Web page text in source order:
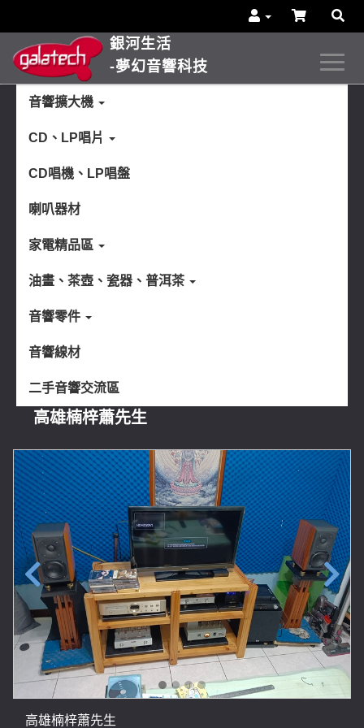
銀河生活
-夢幻音響科技
音響擴大機
CD、LP唱片
CD唱機、LP唱盤
喇叭器材
家電精品區
油畫、茶壺、瓷器、普洱茶
音響零件
音響線材
二手音響交流區
高雄楠梓蕭先生
高雄楠梓蕭先生